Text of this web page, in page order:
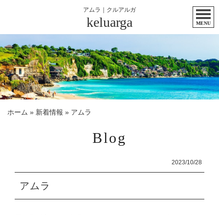
アムラ｜クルアルガ
keluarga MENU
ホーム » 新着情報 » アムラ
Blog
2023/10/28
アムラ